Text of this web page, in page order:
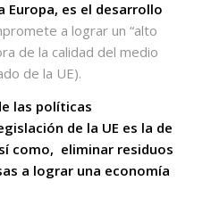
Europa, es el desarrollo
a lograr un “alto
de la calidad del medio
de la UE).
las políticas
de la UE es la de
como, eliminar residuos
a lograr una economía